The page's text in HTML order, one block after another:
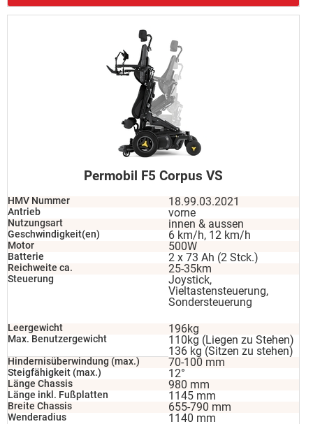
Permobil F5 Corpus VS
HMV Nummer 18.99.03.2021
Antrieb vorne
Nutzungsart innen & aussen
Geschwindigkeit(en) 6 km/h, 12 km/h
Motor 500W
Batterie 2 x 73 Ah (2 Stck.)
Reichweite ca. 25-35km
Steuerung
Joystick,
Vieltastensteuerung,
Sondersteuerung
Leergewicht 196kg
Max. Benutzergewicht
110kg (Liegen zu Stehen)
136 kg (Sitzen zu stehen)
Hindernisüberwindung (max.) 70-100 mm
Steigfähigkeit (max.) 12°
Länge Chassis 980 mm
Länge inkl. Fußplatten 1145 mm
Breite Chassis 655-790 mm
Wenderadius
1140 mm